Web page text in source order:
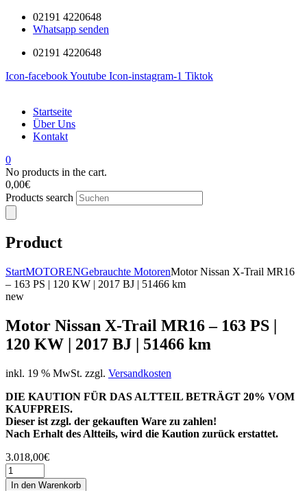
02191 4220648
Whatsapp senden
02191 4220648
Icon-facebookYoutube Icon-instagram-1 Tiktok
Startseite
Über Uns
Kontakt
0
No products in the cart.
0,00€
Products search
Product
StartMOTORENGebrauchte MotorenMotor Nissan X-Trail MR16
– 163 PS | 120 KW | 2017 BJ | 51466 km
new
Motor Nissan X-Trail MR16 – 163 PS |
120 KW | 2017 BJ | 51466 km
inkl. 19 % MwSt. zzgl. Versandkosten
DIE KAUTION FÜR DAS ALTTEIL BETRÄGT 20% VOM
KAUFPREIS.
Dieser ist zzgl. der gekauften Ware zu zahlen!
Nach Erhalt des Altteils, wird die Kaution zurück erstattet.
3.018,00€
In den Warenkorb